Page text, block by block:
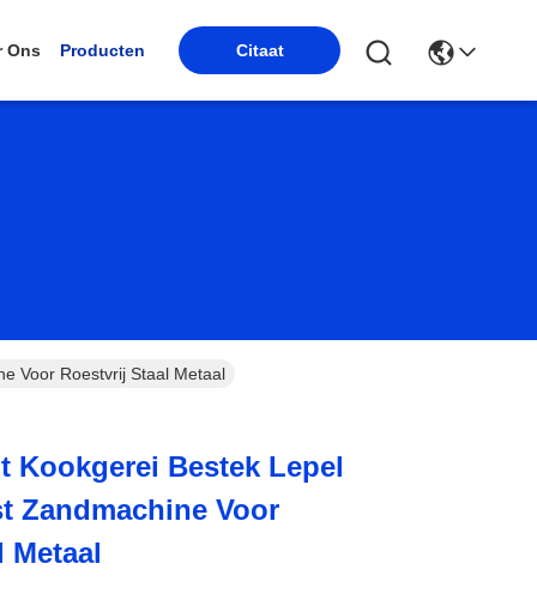
Ons Producten Citaat
Voor Roestvrij Staal Metaal
Kookgerei Bestek Lepel
Zandmachine Voor
Metaal